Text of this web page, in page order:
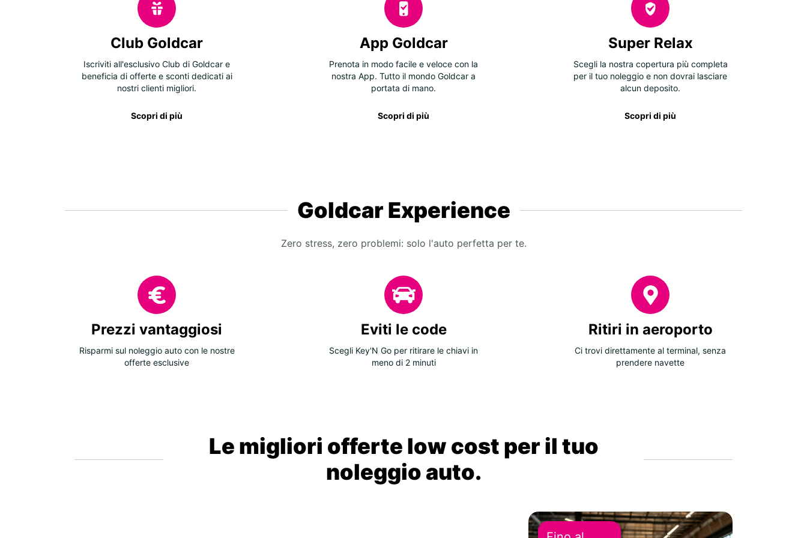
Club Goldcar
Iscriviti all'esclusivo Club di Goldcar e
beneficia di offerte e sconti dedicati ai
nostri clienti migliori.
Scopri di più
App Goldcar
Prenota in modo facile e veloce con la
nostra App. Tutto il mondo Goldcar a
portata di mano.
Scopri di più
Super Relax
Scegli la nostra copertura più completa
per il tuo noleggio e non dovrai lasciare
alcun deposito.
Scopri di più
Goldcar Experience
Zero stress, zero problemi: solo l'auto perfetta per te.
Prezzi vantaggiosi
Risparmi sul noleggio auto con le nostre
offerte esclusive
Eviti le code
Scegli Key'N Go per ritirare le chiavi in
meno di 2 minuti
Ritiri in aeroporto
Ci trovi direttamente al terminal, senza
prendere navette
Le migliori offerte low cost per il tuo
noleggio auto.